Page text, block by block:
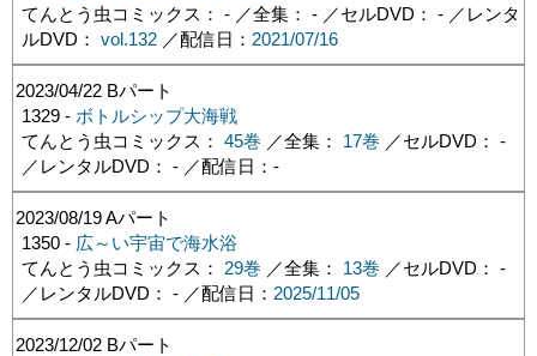
てんとう虫コミックス： - ／全集： - ／セルDVD： - ／レンタ
ルDVD： vol.132／配信日： 2021/07/16
2023/04/22 Bパート
1329 - ボトルシップ大海戦
てんとう虫コミックス： 45巻 ／全集： 17巻 ／セルDVD： -
／レンタルDVD： - ／配信日： -
2023/08/19Aパート
1350 - 広～い宇宙で海水浴
てんとう虫コミックス： 29巻 ／全集： 13巻 ／セルDVD： -
／レンタルDVD： - ／配信日： 2025/11/05
2023/12/02 Bパート